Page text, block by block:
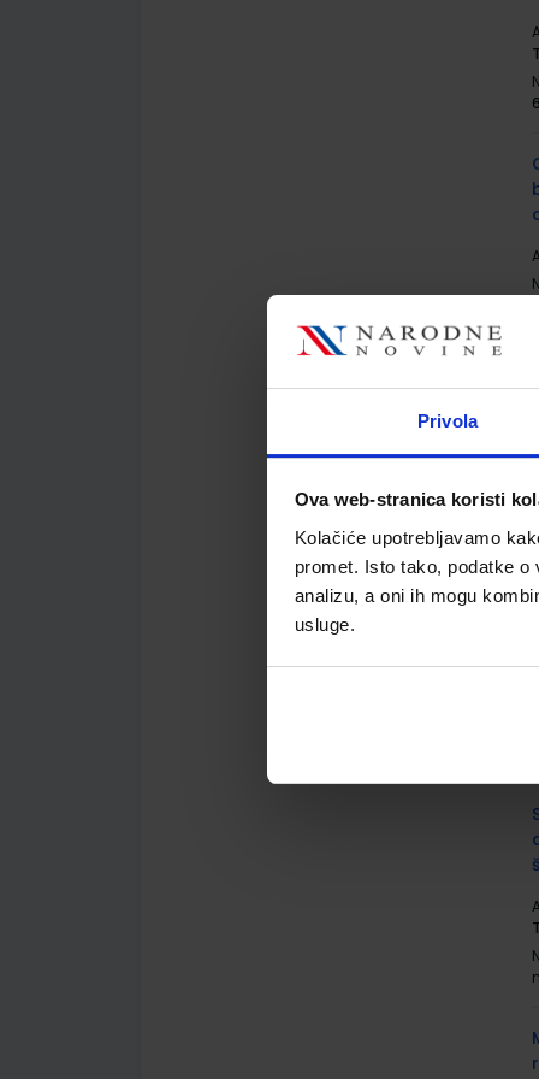
Privola
Ova web-stranica koristi
Kolačiće upotrebljavamo
promet. Isto tako, podatke
analizu, a oni ih mogu
usluge.